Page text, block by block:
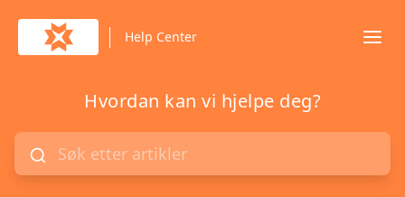
Help Center
Hvordan kan vi hjelpe deg?